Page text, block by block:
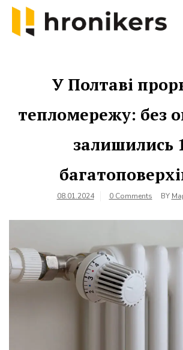
Skip
content
У Полтаві
тепломережу: без
залишились
08.01.2024 0 Comments BY